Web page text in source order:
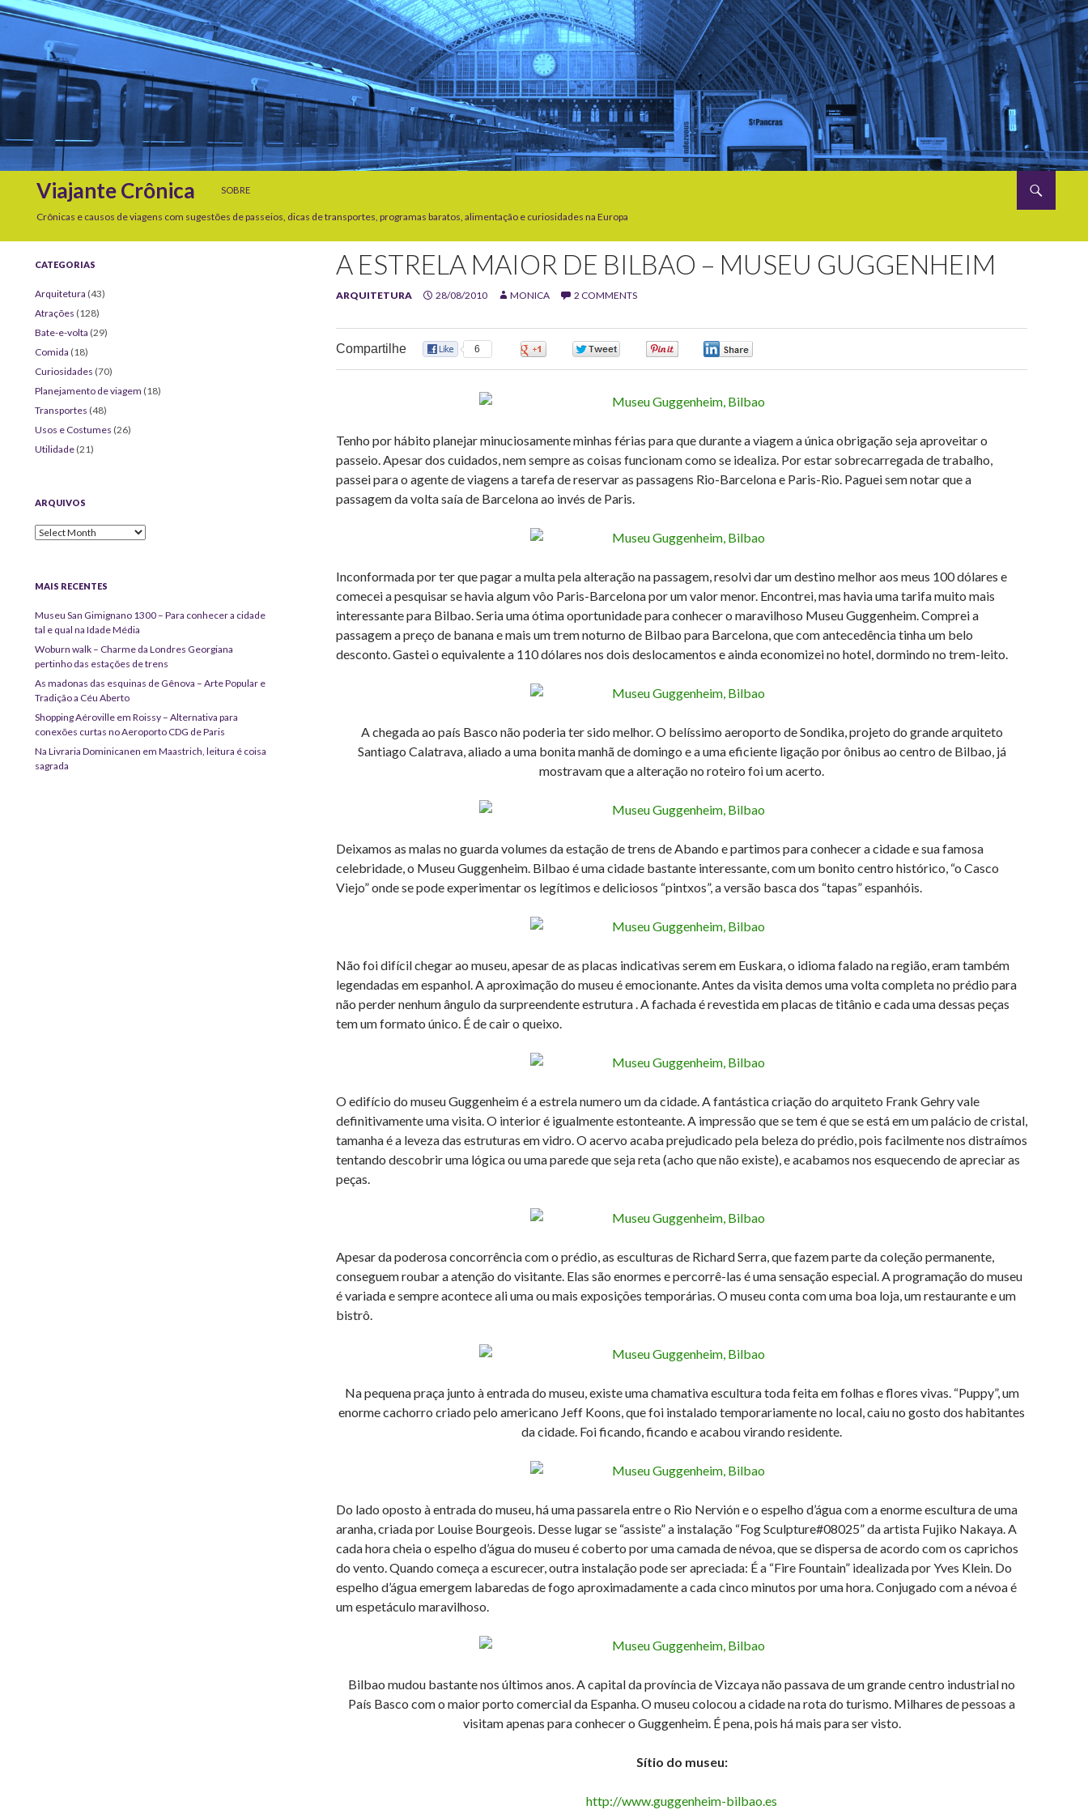
Viajante Crônica
SOBRE
Crônicas e causos de viagens com sugestões de passeios, dicas de transportes, programas baratos, alimentação e curiosidades na Europa
A ESTRELA MAIOR DE BILBAO – MUSEU GUGGENHEIM
ARQUITETURA 28/08/2010 MONICA 2 COMMENTS
Compartilhe 6
Tenho por hábito planejar minuciosamente minhas férias para que durante a viagem a única obrigação seja aproveitar o
passeio. Apesar dos cuidados, nem sempre as coisas funcionam como se idealiza. Por estar sobrecarregada de trabalho,
passei para o agente de viagens a tarefa de reservar as passagens Rio-Barcelona e Paris-Rio. Paguei sem notar que a
passagem da volta saía de Barcelona ao invés de Paris.
Inconformada por ter que pagar a multa pela alteração na passagem, resolvi dar um destino melhor aos meus 100 dólares e
comecei a pesquisar se havia algum vôo Paris-Barcelona por um valor menor. Encontrei, mas havia uma tarifa muito mais
interessante para Bilbao. Seria uma ótima oportunidade para conhecer o maravilhoso Museu Guggenheim. Comprei a
passagem a preço de banana e mais um trem noturno de Bilbao para Barcelona, que com antecedência tinha um belo
desconto. Gastei o equivalente a 110 dólares nos dois deslocamentos e ainda economizei no hotel, dormindo no trem-leito.
A chegada ao país Basco não poderia ter sido melhor. O belíssimo aeroporto de Sondika, projeto do grande arquiteto
Santiago Calatrava, aliado a uma bonita manhã de domingo e a uma eficiente ligação por ônibus ao centro de Bilbao, já
mostravam que a alteração no roteiro foi um acerto.
Deixamos as malas no guarda volumes da estação de trens de Abando e partimos para conhecer a cidade e sua famosa
celebridade, o Museu Guggenheim. Bilbao é uma cidade bastante interessante, com um bonito centro histórico, “o Casco
Viejo” onde se pode experimentar os legítimos e deliciosos “pintxos”, a versão basca dos “tapas” espanhóis.
Não foi difícil chegar ao museu, apesar de as placas indicativas serem em Euskara, o idioma falado na região, eram também
legendadas em espanhol. A aproximação do museu é emocionante. Antes da visita demos uma volta completa no prédio para
não perder nenhum ângulo da surpreendente estrutura . A fachada é revestida em placas de titânio e cada uma dessas peças
tem um formato único. É de cair o queixo.
O edifício do museu Guggenheim é a estrela numero um da cidade. A fantástica criação do arquiteto Frank Gehry vale
definitivamente uma visita. O interior é igualmente estonteante. A impressão que se tem é que se está em um palácio de cristal,
tamanha é a leveza das estruturas em vidro. O acervo acaba prejudicado pela beleza do prédio, pois facilmente nos distraímos
tentando descobrir uma lógica ou uma parede que seja reta (acho que não existe), e acabamos nos esquecendo de apreciar as
peças.
Apesar da poderosa concorrência com o prédio, as esculturas de Richard Serra, que fazem parte da coleção permanente,
conseguem roubar a atenção do visitante. Elas são enormes e percorrê-las é uma sensação especial. A programação do museu
é variada e sempre acontece ali uma ou mais exposições temporárias. O museu conta com uma boa loja, um restaurante e um
bistrô.
Na pequena praça junto à entrada do museu, existe uma chamativa escultura toda feita em folhas e flores vivas. “Puppy”, um
enorme cachorro criado pelo americano Jeff Koons, que foi instalado temporariamente no local, caiu no gosto dos habitantes
da cidade. Foi ficando, ficando e acabou virando residente.
Do lado oposto à entrada do museu, há uma passarela entre o Rio Nervión e o espelho d’água com a enorme escultura de uma
aranha, criada por Louise Bourgeois. Desse lugar se “assiste” a instalação “Fog Sculpture#08025” da artista Fujiko Nakaya. A
cada hora cheia o espelho d’água do museu é coberto por uma camada de névoa, que se dispersa de acordo com os caprichos
do vento. Quando começa a escurecer, outra instalação pode ser apreciada: É a “Fire Fountain” idealizada por Yves Klein. Do
espelho d’água emergem labaredas de fogo aproximadamente a cada cinco minutos por uma hora. Conjugado com a névoa é
um espetáculo maravilhoso.
Bilbao mudou bastante nos últimos anos. A capital da província de Vizcaya não passava de um grande centro industrial no
País Basco com o maior porto comercial da Espanha. O museu colocou a cidade na rota do turismo. Milhares de pessoas a
visitam apenas para conhecer o Guggenheim. É pena, pois há mais para ser visto.
Sítio do museu:
http://www.guggenheim-bilbao.es
CATEGORIAS
Arquitetura (43)
Atrações (128)
Bate-e-volta (29)
Comida (18)
Curiosidades (70)
Planejamento de viagem (18)
Transportes (48)
Usos e Costumes (26)
Utilidade (21)
ARQUIVOS
Arquivos
MAIS RECENTES
Museu San Gimignano 1300 – Para conhecer a cidade
tal e qual na Idade Média
Woburn walk – Charme da Londres Georgiana
pertinho das estações de trens
As madonas das esquinas de Gênova – Arte Popular e
Tradição a Céu Aberto
Shopping Aéroville em Roissy – Alternativa para
conexões curtas no Aeroporto CDG de Paris
Na Livraria Dominicanen em Maastrich, leitura é coisa
sagrada